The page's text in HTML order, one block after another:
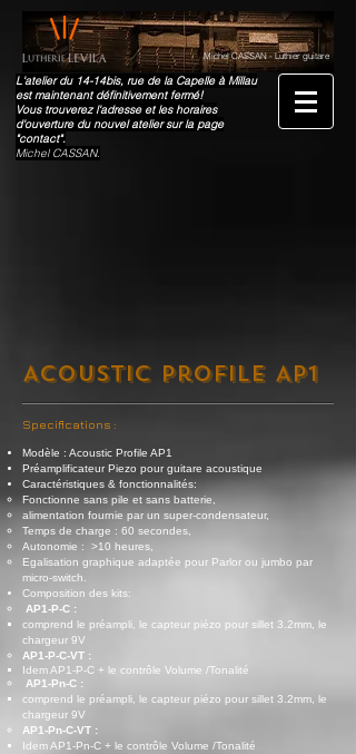
Michel CASSAN - Luthier guitare
L'atelier du 14-14bis, rue de la Capelle à Millau
est maintenant définitivement fermé!
Vous trouverez l'adresse et les horaires
d'ouverture du nouvel atelier sur la page
"contact".
Michel CASSAN.
Acoustic Profile AP1
Specifications :
Modèle : Acoustic Profile AP1
Préamplificateur Piezo pour guitare acoustique
Caractéristiques & fonctionnalités:
Fonctionne sans pile et sans batterie,
alimentation fournie par un super-condensateur,
Temps de charge : 60 secondes,
Autonomie : >10 heures,
Egalisation graphique adaptée pour Parlor ou jumbo par
micro-switch.
Composition des kits:
AP1-P-C :
comprend le préampli, le capteur piézo pour sillet 3.2mm, le
chargeur 9V
AP1-P-C-VT :
Idem AP1-P-C + le contrôle Volume /Tonalité
AP1-Pn-C :
comprend le préampli, le capteur piézo pour sillet 3.2mm, le
chargeur 9V
AP1-Pn-C-VT :
Idem AP1-Pn-C + le contrôle Volume /Tonalité